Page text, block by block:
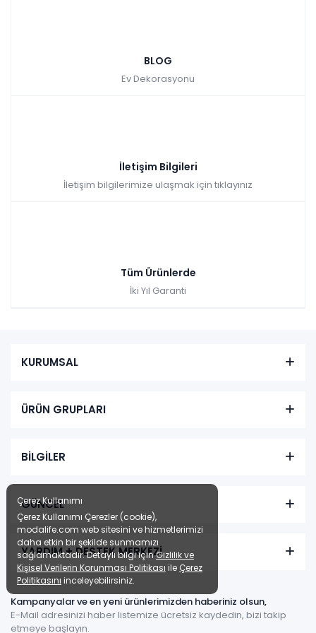
BLOG
Ev Dekorasyonu
İletişim Bilgileri
İletişim bilgilerimize ulaşmak için tıklayınız
Tüm Ürünlerde
İki Yıl Garanti
KURUMSAL
ÜRÜN GRUPLARI
BİLGİLER
GÜNCEL
YARDIM + DESTEK MERKEZİ
Kampanyalar ve en yeni ürünlerimizden haberiniz olsun,
E-Mail adresinizi haber listemize ücretsiz kaydedin, bizi takip
etmeye başlayın.
Çerez Kullanımı
Çerez Kullanımı Çerezler (cookie),
modalife.com web sitesini ve hizmetlerimizi
daha etkin bir şekilde sunmamızı
sağlamaktadır. Detaylı bilgi içinGizlilik ve
Kişisel Verilerin Korunması Politikası ile Çerez
Politikasını inceleyebilirsiniz.